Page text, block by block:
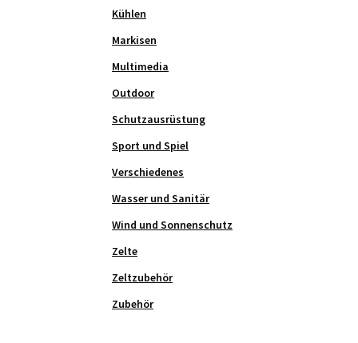
Kühlen
Markisen
Multimedia
Outdoor
Schutzausrüstung
Sport und Spiel
Verschiedenes
Wasser und Sanitär
Wind und Sonnenschutz
Zelte
Zeltzubehör
Zubehör